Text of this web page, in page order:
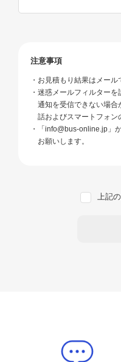
注意事項
お見積もり結果はメール
迷惑メールフィルター
通知を受信できない場
話およびスマートフォン
「info@bus-online.jp」
お願いします。
上記